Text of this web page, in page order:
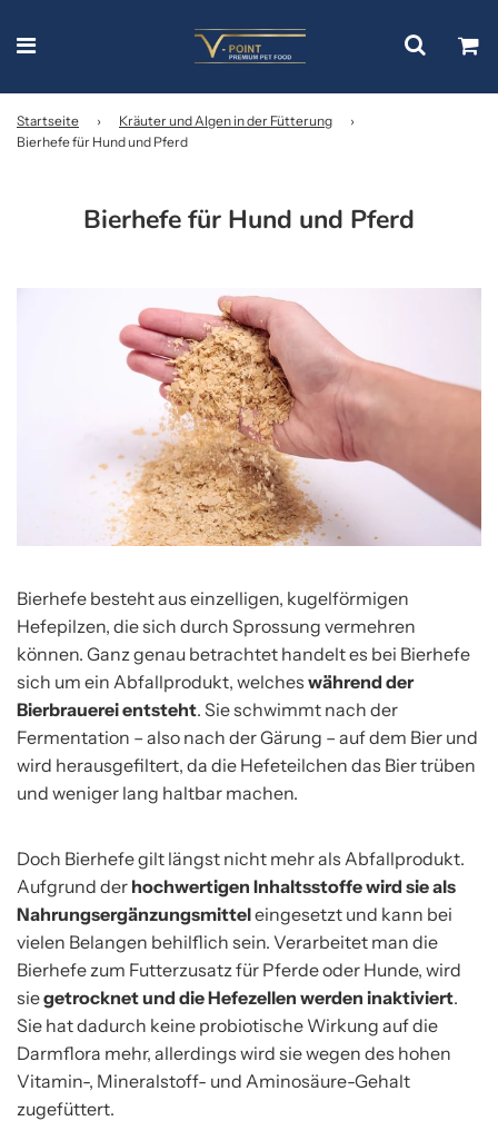
Startseite › Kräuter und Algen in der Fütterung
›
Bierhefe für Hund und Pferd
Bierhefe für Hund und Pferd
Bierhefe besteht aus einzelligen, kugelförmigen
Hefepilzen, die sich durch Sprossung vermehren
können. Ganz genau betrachtet handelt es bei Bierhefe
sich um ein Abfallprodukt, welches während der
Bierbrauerei entsteht. Sie schwimmt nach der
Fermentation – also nach der Gärung – auf dem Bier und
wird herausgefiltert, da die Hefeteilchen das Bier trüben
und weniger lang haltbar machen.
Doch Bierhefe gilt längst nicht mehr als Abfallprodukt.
Aufgrund der hochwertigen Inhaltsstoffe wird sie als
Nahrungsergänzungsmitteleingesetzt und kann bei
vielen Belangen behilflich sein. Verarbeitet man die
Bierhefe zum Futterzusatz für Pferde oder Hunde, wird
siegetrocknet und die Hefezellen werden inaktiviert.
Sie hat dadurch keine probiotische Wirkung auf die
Darmflora mehr, allerdings wird sie wegen des hohen
Vitamin-, Mineralstoff- und Aminosäure-Gehalt
zugefüttert.